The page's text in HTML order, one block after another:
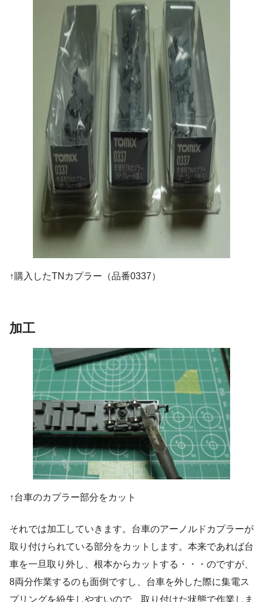
↑購入したTNカプラー（品番0337）
加工
↑台車のカプラー部分をカット
それでは加工していきます。台車のアーノルドカプラーが
取り付けられている部分をカットします。本来であれば台
車を一旦取り外し、根本からカットする・・・のですが、
8両分作業するのも面倒ですし、台車を外した際に集電ス
プリングを紛失しやすいので、取り付けた状態で作業しま